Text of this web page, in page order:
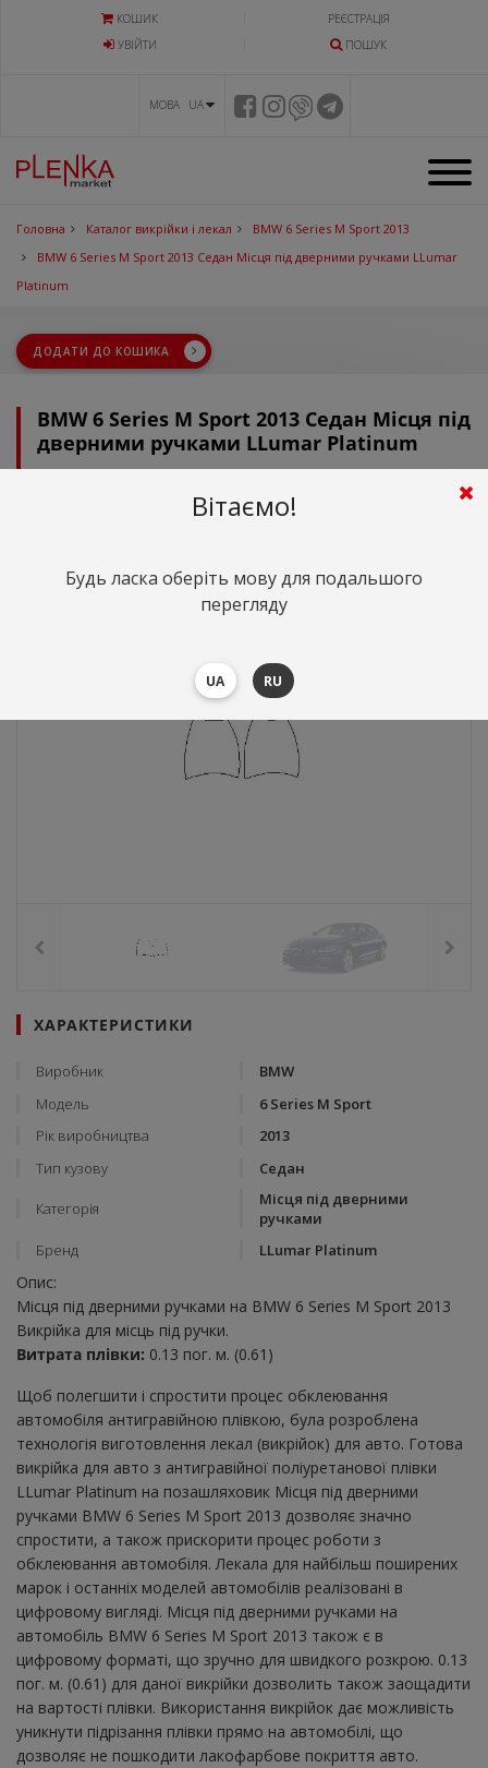
КОШИК
РЕЄСТРАЦІЯ
УВIЙТИ
ПОШУК
МОВА UA
Головна Каталог викрійки і лекал
BMW 6 Series M Sport 2013
BMW 6 Series M Sport 2013 Седан Місця під дверними ручками LLumar
Platinum
ДОДАТИ ДО КОШИКА
BMW 6 Series M Sport 2013 Седан Місця під
дверними ручками LLumar Platinum
грн.($6.02)
ХАРАКТЕРИСТИКИ
Виробник
BMW
Модель
6 Series M Sport
Рік виробництва
2013
Тип кузову
Седан
Категорія
Місця під дверними
ручками
Бренд
LLumar Platinum
Опис:
Місця під дверними ручками на BMW 6 Series M Sport 2013
Викрійка для місць під ручки.
Витрата плівки: 0.13 пог. м. (0.61)
Щоб полегшити і спростити процес обклеювання
автомобіля антигравійною плівкою, була розроблена
технологія виготовлення лекал (викрійок) для авто. Готова
викрійка для авто з антигравійної поліуретанової плівки
LLumar Platinum на позашляховик Місця під дверними
ручками BMW 6 Series M Sport 2013 дозволяє значно
спростити, а також прискорити процес роботи з
обклеювання автомобіля. Лекала для найбільш поширених
марок і останніх моделей автомобілів реалізовані в
цифровому вигляді. Місця під дверними ручками на
автомобіль BMW 6 Series M Sport 2013 також є в
цифровому форматі, що зручно для швидкого розкрою. 0.13
пог. м. (0.61) для даної викрійки дозволить також заощадити
на вартості плівки. Використання викрійок дає можливість
уникнути підрізання плівки прямо на автомобілі, що
дозволяє не пошкодити лакофарбове покриття авто.
Вітаємо!
Будь ласка оберіть мову для подальшого
перегляду
UA RU